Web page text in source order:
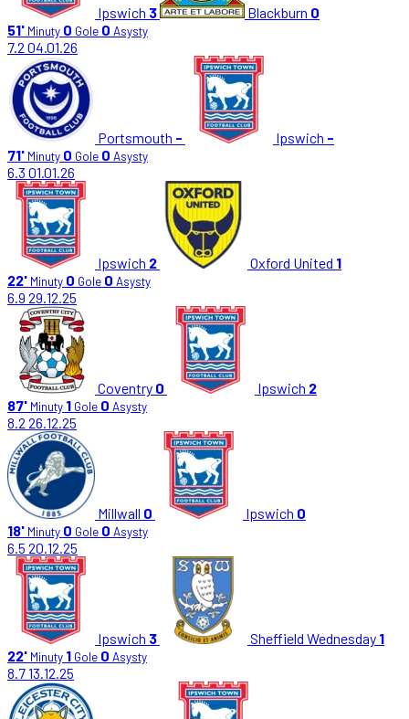
Ipswich 3 Blackburn 0
51' Minuty 0 Gole 0 Asysty
7.2 04.01.26
Portsmouth - Ipswich -
71' Minuty 0 Gole 0 Asysty
6.3 01.01.26
Ipswich 2 Oxford United 1
22' Minuty 0 Gole 0 Asysty
6.9 29.12.25
Coventry 0 Ipswich 2
87' Minuty 1 Gole 0 Asysty
8.2 26.12.25
Millwall 0 Ipswich 0
18' Minuty 0 Gole 0 Asysty
6.5 20.12.25
Ipswich 3 Sheffield Wednesday 1
22' Minuty 1 Gole 0 Asysty
8.713.12.25